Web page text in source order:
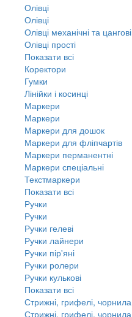
Олівці
Олівці
Олівці механічні та цангові
Олівці прості
Показати всі
Коректори
Гумки
Лінійки і косинці
Маркери
Маркери
Маркери для дошок
Маркери для фліпчартів
Маркери перманентні
Маркери спеціальні
Текстмаркери
Показати всі
Ручки
Ручки
Ручки гелеві
Ручки лайнери
Ручки пір'яні
Ручки ролери
Ручки кулькові
Показати всі
Стрижні, грифелі, чорнила
Стрижні, грифелі, чорнила